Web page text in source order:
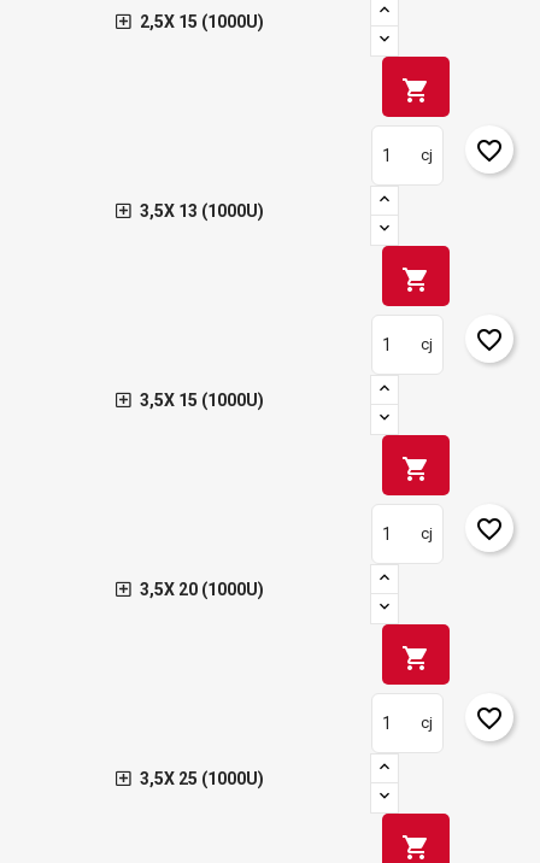
2,5X 15 (1000U)
shopping_cart
3,5X 13 (1000U)
cj
shopping_cart
favorite_border
3,5X 15 (1000U)
cj
shopping_cart
favorite_border
3,5X 20 (1000U)
cj
shopping_cart
favorite_border
3,5X 25 (1000U)
cj
shopping_cart
favorite_border